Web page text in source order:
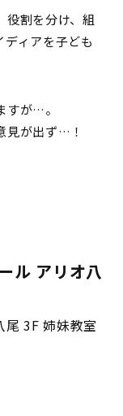
役割を分け、組
ィアを子ども
すが…。
見が出ず…！
ル アリオ八
3F 姉妹教室